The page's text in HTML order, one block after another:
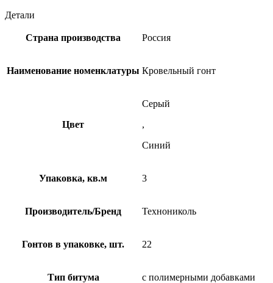
Детали
Страна производства Россия
Наименование номенклатуры Кровельный гонт
Цвет
Серый
,
Синий
Упаковка, кв.м 3
Производитель/Бренд Технониколь
Гонтов в упаковке, шт. 22
Тип битума с полимерными добавками